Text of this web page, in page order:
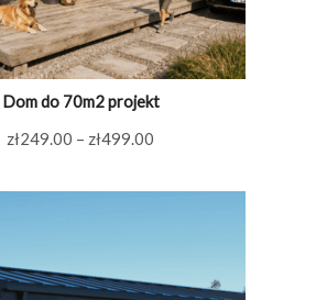
Dom do 70m2 projekt
zł249.00 – zł499.00
od
zł499.00